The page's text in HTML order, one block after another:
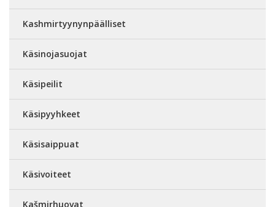
Kashmirtyynynpäälliset
Käsinojasuojat
Käsipeilit
Käsipyyhkeet
Käsisaippuat
Käsivoiteet
Kašmirhuovat